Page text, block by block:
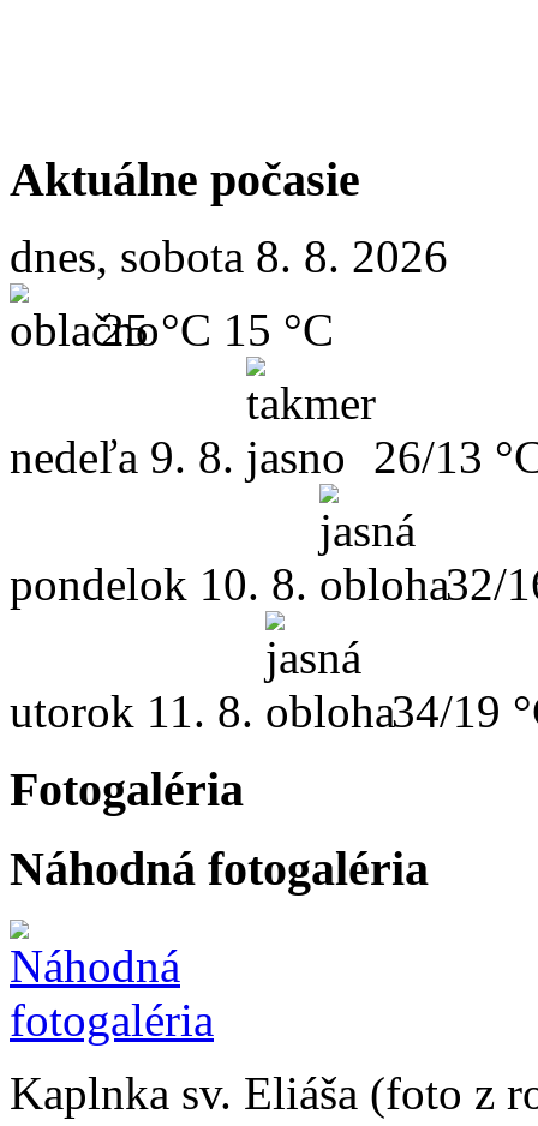
Aktuálne počasie
dnes, sobota 8. 8. 2026
25 °C 15 °C
nedeľa 9. 8. 26/13
pondelok 10. 8. 32/
utorok 11. 8. 34/19
Fotogaléria
Náhodná fotogaléria
Kaplnka sv. Eliáša (foto z